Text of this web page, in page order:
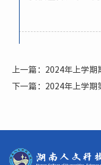
上一篇：2024年上学
下一篇：2024年上学